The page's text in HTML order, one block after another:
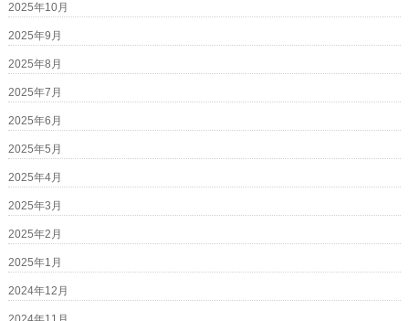
2025年10月
2025年9月
2025年8月
2025年7月
2025年6月
2025年5月
2025年4月
2025年3月
2025年2月
2025年1月
2024年12月